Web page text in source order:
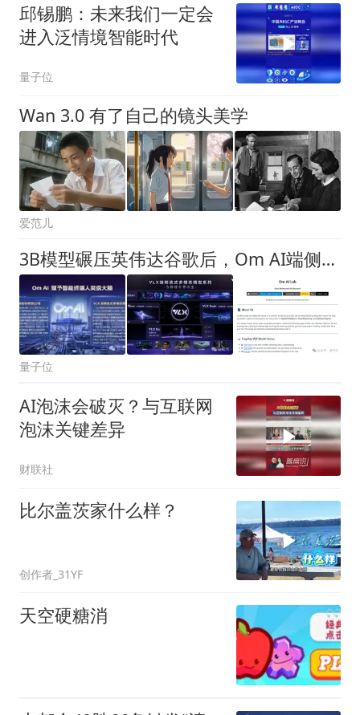
邱锡鹏：未来我们一定会
进入泛情境智能时代
量子位
Wan 3.0 有了自己的镜头美学
爱范儿
3B模型碾压英伟达谷歌后，Om AI端侧原生VLX模型：小参数实现物理世界精准感知
量子位
AI泡沫会破灭？与互联网
泡沫关键差异
财联社
比尔盖茨家什么样？
创作者_31YF
天空硬糖消